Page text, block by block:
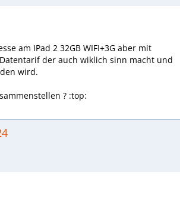
am IPad 2 32GB WIFI+3G aber mit
der auch wiklich sinn macht und
wird.
? :top: